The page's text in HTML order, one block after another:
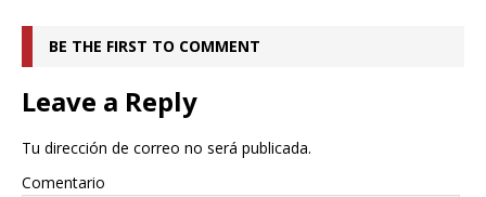
BE THE FIRST TO COMMENT
Leave a Reply
Tu dirección de correo no será publicada.
Comentario